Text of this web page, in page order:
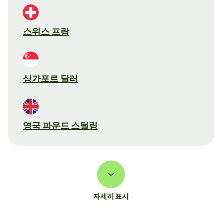
스위스 프랑
싱가포르 달러
영국 파운드 스털링
자세히 표시